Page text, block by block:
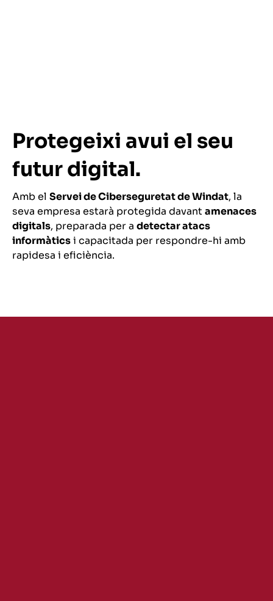
Protegeixi avui el seu
futur digital.
Amb el Servei de Ciberseguretat de Windat, la
seva empresa estarà protegida davantamenaces
digitals, preparada per a detectar atacs
informàticsi capacitada per respondre-hi amb
rapidesa i eficiència.